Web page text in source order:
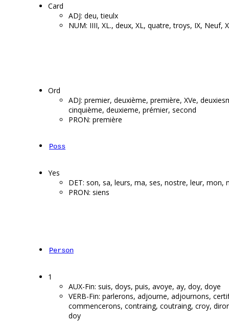
Card
ADJ: deu, tieulx
NUM: IIII, XL., deux, XL, quatre, troys, IX, Neuf,
Ord
ADJ: premier, deuxième, première, XVe,
cinquième, deuxieme, prémier, second
PRON: première
Poss
Yes
DET: son, sa, leurs, ma, ses, nostre, leur, mon,
PRON: siens
Person
1
AUX-Fin: suis, doys, puis, avoye, ay, doy, doye
VERB-Fin: parlerons, adjourne, adjournons,
commencerons, contraing, coutraing, croy,
doy